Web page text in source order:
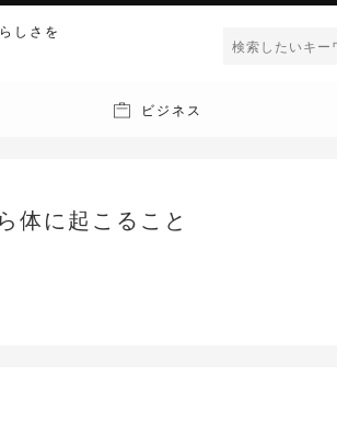
しさを
ビジネス
体に起こること